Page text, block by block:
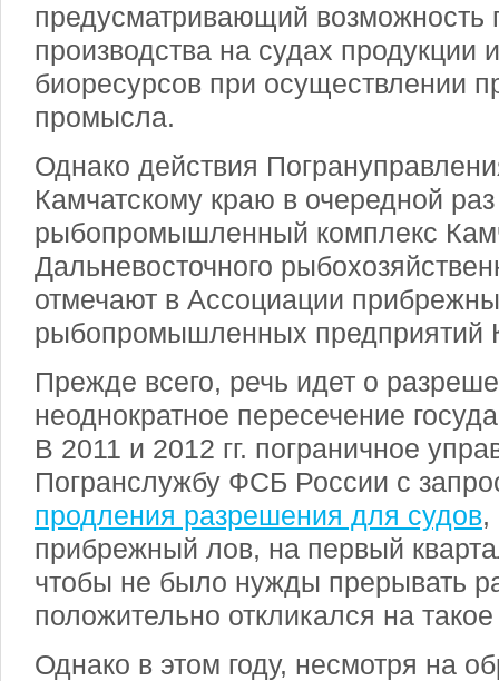
предусматривающий возможность
производства на судах продукции
биоресурсов при осуществлении
промысла.
Однако действия
Камчатскому краю в очередной раз
рыбопромышленный комплекс
Дальневосточного
отмечают в Ассоциации
рыбопромышленных предприятий
Прежде всего, речь идет о
неоднократное пересечение
В 2011 и 2012 гг. пограничное
Погранслужбу ФСБ России с
продления разрешения для судов,
прибрежный лов, на первый
чтобы не было нужды прерывать
положительно откликался на
Однако в этом году, несмотря на